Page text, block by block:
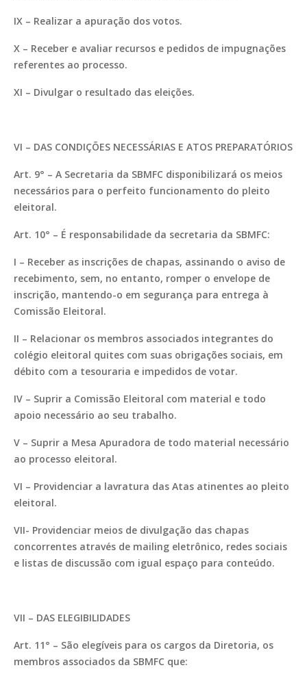
IX – Realizar a apuração dos votos.
X – Receber e avaliar recursos e pedidos de impugnações
referentes ao processo.
XI – Divulgar o resultado das eleições.
VI – DAS CONDIÇÕES NECESSÁRIAS E ATOS PREPARATÓRIOS
Art. 9° – A Secretaria da SBMFC disponibilizará os meios
necessários para o perfeito funcionamento do pleito
eleitoral.
Art. 10° – É responsabilidade da secretaria da SBMFC:
I – Receber as inscrições de chapas, assinando o aviso de
recebimento, sem, no entanto, romper o envelope de
inscrição, mantendo-o em segurança para entrega à
Comissão Eleitoral.
II – Relacionar os membros associados integrantes do
colégio eleitoral quites com suas obrigações sociais, em
débito com a tesouraria e impedidos de votar.
IV – Suprir a Comissão Eleitoral com material e todo
apoio necessário ao seu trabalho.
V – Suprir a Mesa Apuradora de todo material necessário
ao processo eleitoral.
VI – Providenciar a lavratura das Atas atinentes ao pleito
eleitoral.
VII- Providenciar meios de divulgação das chapas
concorrentes através de mailing eletrônico, redes sociais
e listas de discussão com igual espaço para conteúdo.
VII – DAS ELEGIBILIDADES
Art. 11° – São elegíveis para os cargos da Diretoria, os
membros associados da SBMFC que: